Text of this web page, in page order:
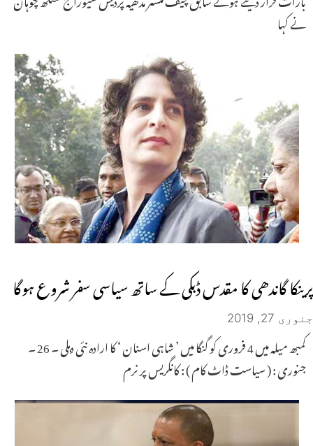
نے کہا
پرینکا گاندھی کا مقدس ڈبکی کے ساتھ سیاسی سفر شروع ہوگا
جنوری 27, 2019
کمبھ میلہ میں 4 فروری کو گنگا میں ’ شاہی اسنان ‘ کا ارادہ نئی دہلی ۔ 26 ۔
جنوری : ( سیاست ڈاٹ کام ) : کانگریس پر نرم